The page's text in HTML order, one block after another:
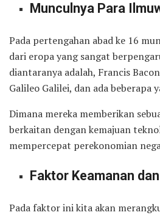
Munculnya Para
Pada pertengahan abad ke 16
dari eropa yang sangat
diantaranya adalah, Francis
Galileo Galilei, dan ada beberapa
Dimana mereka memberikan
berkaitan dengan kemajuan
mempercepat perekonomian
Faktor Keamanan
Pada faktor ini kita akan